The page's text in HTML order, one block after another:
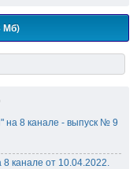
Мб)
на 8 канале - выпуск № 9
канале от 10.04.2022.